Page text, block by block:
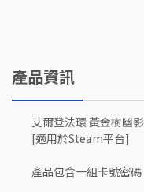
產品資訊
艾爾登法環 黃金樹幽
[適用於Steam平台]
產品包含一組卡號密碼